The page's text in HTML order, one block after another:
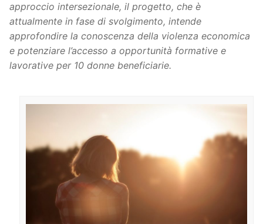
approccio intersezionale, il progetto, che è
attualmente in fase di svolgimento, intende
approfondire la conoscenza della violenza economica
e potenziare l’accesso a opportunità formative e
lavorative per 10 donne beneficiarie.